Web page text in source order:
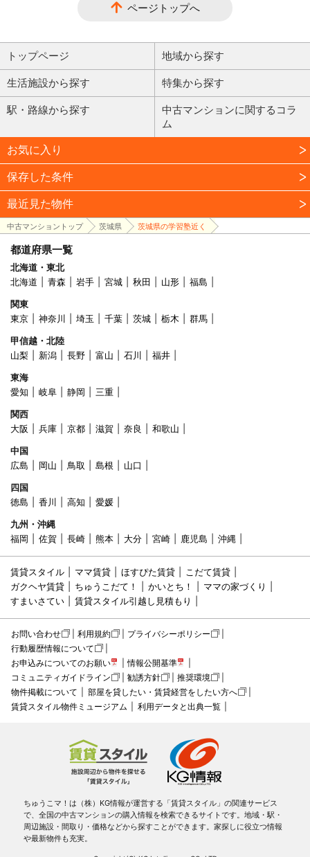
ページトップへ
トップページ 地域から探す
生活施設から探す 特集から探す
駅・路線から探す
中古マンションに関するコラ
ム
お気に入り
保存した条件
最近見た物件
中古マンショントップ 茨城県 茨城県の学習塾近く
都道府県一覧
北海道・東北
北海道
青森 岩手 宮城 秋田 山形
福島
関東
東京
神奈川 埼玉 千葉 茨城 栃木
群馬
甲信越・北陸
山梨
新潟 長野 富山 石川
福井
東海
愛知
岐阜 静岡
三重
関西
大阪
兵庫 京都 滋賀 奈良
和歌山
中国
広島
岡山 鳥取 島根
山口
四国
徳島
香川 高知
愛媛
九州・沖縄
福岡
佐賀 長崎 熊本 大分 宮崎 鹿児島 沖縄
賃貸スタイル ママ賃貸 ほすぴた賃貸
こだて賃貸
ガクヘヤ賃貸
ちゅうこだて！ かいとち！
ママの家づくり
すまいさてい
賃貸スタイル引越し見積もり
お問い合わせ 利用規約
プライバシーポリシー
行動履歴情報について
お申込みについてのお願い
情報公開基準
コミュニティガイドライン
勧誘方針
推奨環境
物件掲載について
部屋を貸したい・賃貸経営をしたい方へ
賃貸スタイル物件ミュージアム
利用データと出典一覧
ちゅうこマ！は（株）KG情報が運営する「賃貸スタイル」の関連サービス
で、全国の中古マンションの購入情報を検索できるサイトです。地域・駅・
周辺施設・間取り・価格などから探すことができます。家探しに役立つ情報
や最新物件も充実。